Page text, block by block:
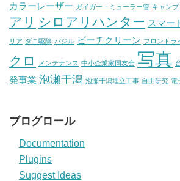
カラーレーザー ガイガー・ミューラー管 キャンプ
アリ シロアリハンター スマー
リア ダニ駆除 バジル ビーチクリーン フロントラ
クロ
メンテナンス 中小企業家同友会 写真
発事業 泡瀬干潟 泡瀬干潟埋立工事 自由研究 電
ブログロール
Documentation
Plugins
Suggest Ideas